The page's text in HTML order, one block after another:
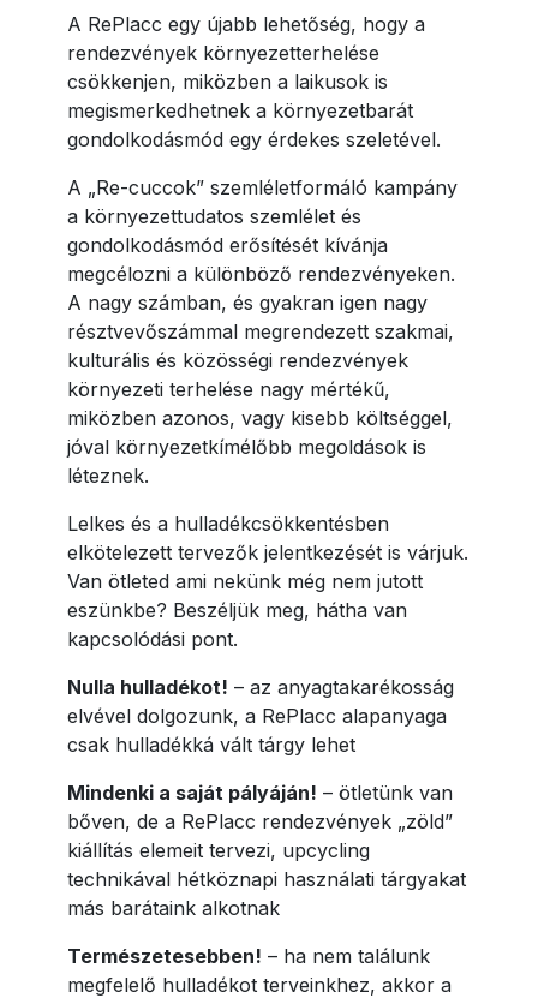
A RePlacc egy újabb lehetőség, hogy a
rendezvények környezetterhelése
csökkenjen, miközben a laikusok is
megismerkedhetnek a környezetbarát
gondolkodásmód egy érdekes szeletével.
A „Re-cuccok” szemléletformáló kampány
a környezettudatos szemlélet és
gondolkodásmód erősítését kívánja
megcélozni a különböző rendezvényeken.
A nagy számban, és gyakran igen nagy
résztvevőszámmal megrendezett szakmai,
kulturális és közösségi rendezvények
környezeti terhelése nagy mértékű,
miközben azonos, vagy kisebb költséggel,
jóval környezetkímélőbb megoldások is
léteznek.
Lelkes és a hulladékcsökkentésben
elkötelezett tervezők jelentkezését is várjuk.
Van ötleted ami nekünk még nem jutott
eszünkbe? Beszéljük meg, hátha van
kapcsolódási pont.
Nulla hulladékot! – az anyagtakarékosság
elvével dolgozunk, a RePlacc alapanyaga
csak hulladékká vált tárgy lehet
Mindenki a saját pályáján! – ötletünk van
bőven, de a RePlacc rendezvények „zöld”
kiállítás elemeit tervezi, upcycling
technikával hétköznapi használati tárgyakat
más barátaink alkotnak
Természetesebben! – ha nem találunk
megfelelő hulladékot terveinkhez, akkor a